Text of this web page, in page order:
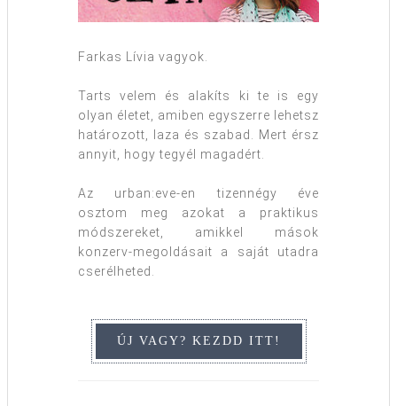
Farkas Lívia vagyok.
Tarts velem és alakíts ki te is egy
olyan életet, amiben egyszerre lehetsz
határozott, laza és szabad. Mert érsz
annyit, hogy tegyél magadért.
Az urban:eve-en tizennégy éve
osztom meg azokat a praktikus
módszereket, amikkel mások
konzerv-megoldásait a saját utadra
cserélheted.